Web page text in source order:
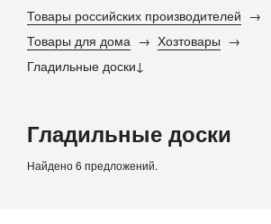
Товары российских производителей
Товары для дома
Хозтовары
Гладильные доски
Гладильные доски
Найдено 6 предложений.